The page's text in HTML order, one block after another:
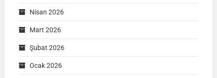
Nisan 2026
Mart 2026
Şubat 2026
Ocak 2026